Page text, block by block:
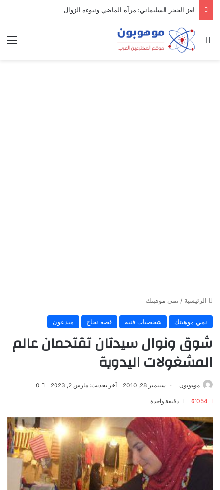
لغز الحجر السليماني: مرآة الماضي ونبوءة الزوال
بحث عن
الرئيسية / نمي موهبتك
نمي موهبتك شخصيات فنية قصة نجاح مبدعون
شوق ونوال سيدتان تقتحمان عالم
المشغولات اليدوية
موهوبون سبتمبر 28, 2010 آخر تحديث: مارس 2, 2023 0
6٬054 دقيقة واحدة